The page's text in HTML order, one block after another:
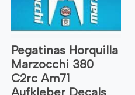
Pegatinas Horquilla
Marzocchi 380
C2rc Am71
Aufkleber Decals